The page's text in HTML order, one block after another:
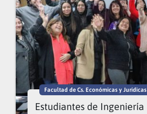
Facultad de Cs. Económicas y Jurídicas
Estudiantes de Ingeniería